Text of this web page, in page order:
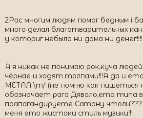
2Pac многим людям помог бедным і
много делал благотварительных
у коториг небыло ни дома ни денег!!!!
А я никак не понимаю рок,куча
чёрнае и ходят толпами!!!А да и
МЕТАЛ \m/ (не помню как пишеться
обозначает рага Дяволо,ето типа
прапагандируете Сатану
меня ето жистоки стиль музики!!!